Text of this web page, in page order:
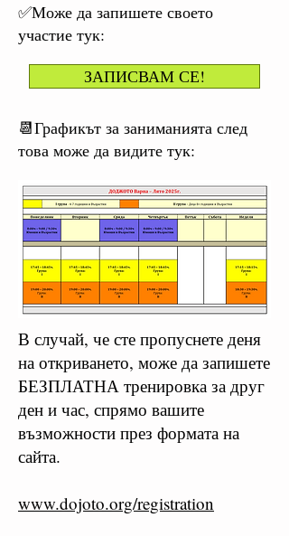
✅Може да запишете своето
участие тук:
ЗАПИСВАМ СЕ!
📆Графикът за заниманията след
това може да видите тук:
В случай, че сте пропуснете деня
на откриването, може да запишете
БЕЗПЛАТНА тренировка за друг
ден и час, спрямо вашите
възможности през формата на
сайта.
www.dojoto.org/registration